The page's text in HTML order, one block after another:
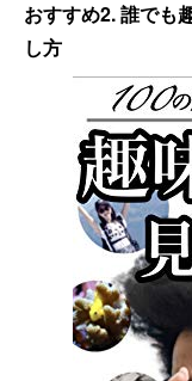
おすすめ2. 誰でも
し方